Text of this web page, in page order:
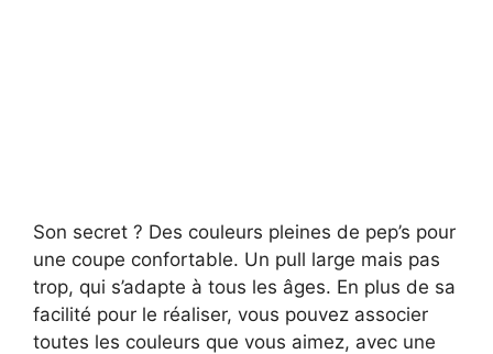
Son secret ? Des couleurs pleines de pep’s pour
une coupe confortable. Un pull large mais pas
trop, qui s’adapte à tous les âges. En plus de sa
facilité pour le réaliser, vous pouvez associer
toutes les couleurs que vous aimez, avec une